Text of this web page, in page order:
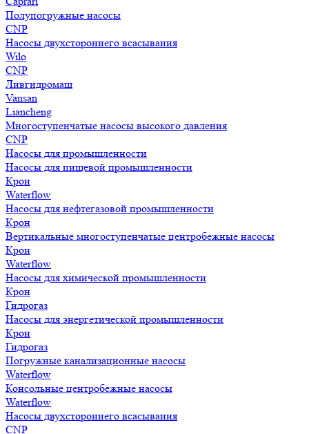
Полупогружные насосы
CNP
Насосы двухстороннего всасывания
Wilo
CNP
Ливгидромаш
Vansan
Liancheng
Многоступенчатые насосы высокого давления
CNP
Насосы для промышленности
Насосы для пищевой промышленности
Крон
Waterflow
Насосы для нефтегазовой промышленности
Крон
Вертикальные многоступенчатые центробежные насосы
Крон
Waterflow
Насосы для химической промышленности
Крон
Гидрогаз
Насосы для энергетической промышленности
Крон
Гидрогаз
Погружные канализационные насосы
Waterflow
Консольные центробежные насосы
Waterflow
Насосы двухстороннего всасывания
CNP